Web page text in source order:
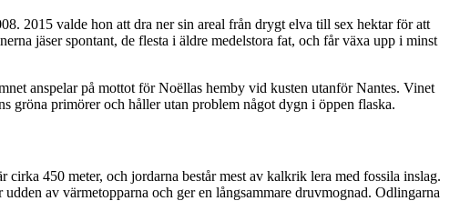
2015 valde hon att dra ner sin areal från drygt elva till sex hektar för att
jäser spontant, de flesta i äldre medelstora fat, och får växa upp i minst
anspelar på mottot för Noëllas hemby vid kusten utanför Nantes. Vinet
gröna primörer och håller utan problem något dygn i öppen flaska.
450 meter, och jordarna består mest av kalkrik lera med fossila inslag.
av värmetopparna och ger en långsammare druvmognad. Odlingarna